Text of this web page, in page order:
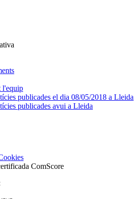
l'equip
publicades el dia 08/05/2018 a Lleida
publicades avui a Lleida
ComScore